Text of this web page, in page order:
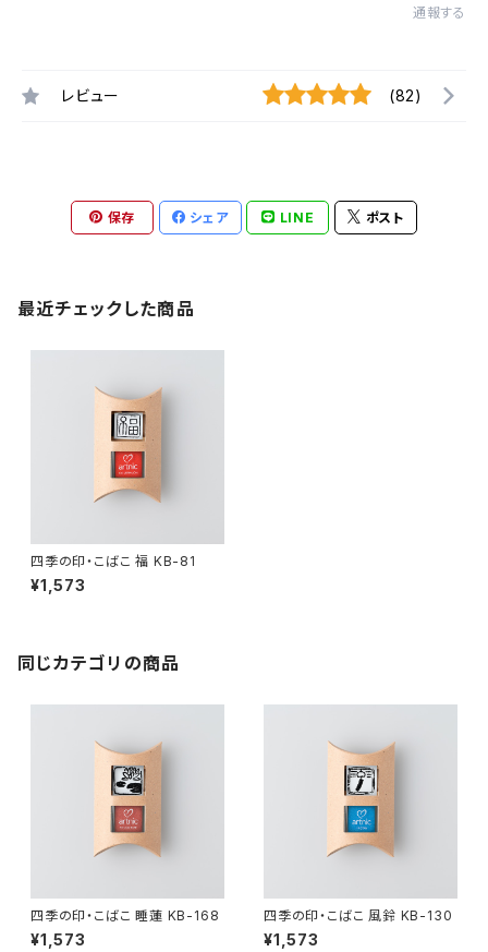
通報する
レビュー (82)
保存 シェア LINE ポスト
最近チェックした商品
四季の印・こばこ 福 KB-81
¥1,573
同じカテゴリの商品
四季の印・こばこ 睡蓮 KB-168
¥1,573
四季の印・こばこ 風鈴 KB-130
¥1,573